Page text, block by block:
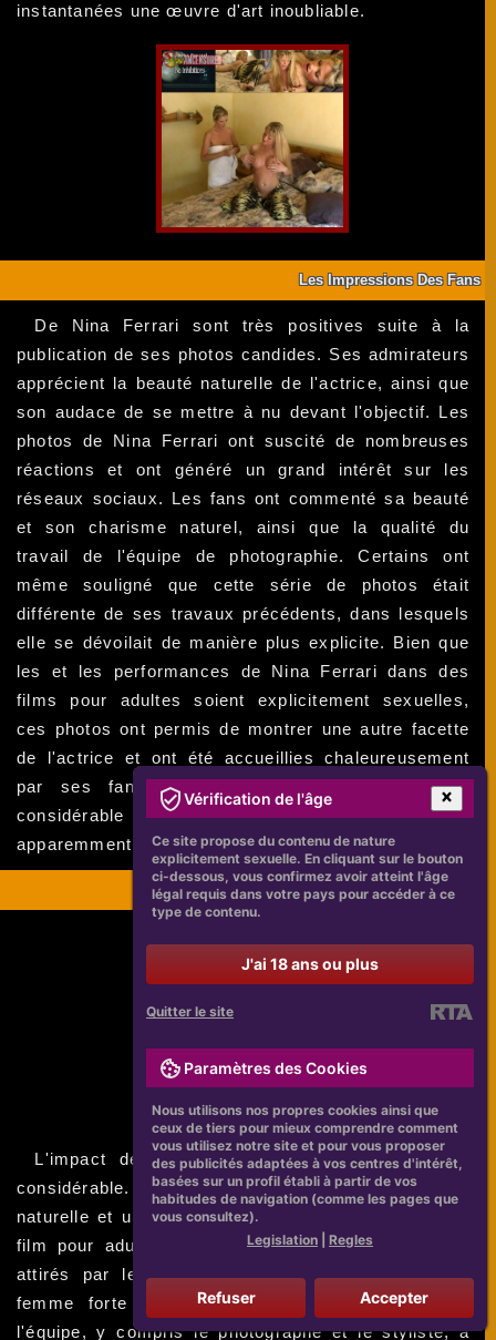
instantanées une œuvre d'art inoubliable.
Les Impressions Des Fans
De Nina Ferrari sont très positives suite à la
publication de ses photos candides. Ses admirateurs
apprécient la beauté naturelle de l'actrice, ainsi que
son audace de se mettre à nu devant l'objectif. Les
photos de Nina Ferrari ont suscité de nombreuses
réactions et ont généré un grand intérêt sur les
réseaux sociaux. Les fans ont commenté sa beauté
et son charisme naturel, ainsi que la qualité du
travail de l'équipe de photographie. Certains ont
même souligné que cette série de photos était
différente de ses travaux précédents, dans lesquels
elle se dévoilait de manière plus explicite. Bien que
les et les performances de Nina Ferrari dans des
films pour adultes soient explicitement sexuelles,
ces photos ont permis de montrer une autre facette
de l'actrice et ont été accueillies chaleureusement
par ses fans. L'impact de ces photos a été
considérable pour l'image de Nina Ferrari et a
apparemment été bien reçu par ses admirateurs.
L'impact Des Photos De Nina
L'impact des photos de Nina Ferrari nu a été
considérable. Les images révèlent une beauté
naturelle et une assurance évidente chez la star du
film pour adultes. Les fans ont été immédiatement
attirés par les clichés candides qui révèlent une
femme forte et sûre d'elle-même. Le travail de
l'équipe, y compris le photographe et le styliste, a
Vérification de l'âge
Ce site propose du contenu de nature
explicitement sexuelle. En cliquant sur le bouton
ci-dessous, vous confirmez avoir atteint l'âge
légal requis dans votre pays pour accéder à ce
type de contenu.
J'ai 18 ans ou plus
Quitter le site
Paramètres des Cookies
Nous utilisons nos propres cookies ainsi que
ceux de tiers pour mieux comprendre comment
vous utilisez notre site et pour vous proposer
des publicités adaptées à vos centres d'intérêt,
basées sur un profil établi à partir de vos
habitudes de navigation (comme les pages que
vous consultez).
Legislation
Regles
Refuser Accepter